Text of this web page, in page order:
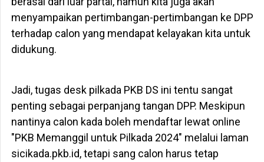
menyampaikan pertimbangan-pertimbangan ke DPP
terhadap calon yang mendapat kelayakan kita untuk
didukung.
Jadi, tugas desk pilkada PKB DS ini tentu sangat
penting sebagai perpanjang tangan DPP. Meskipun
nantinya calon kada boleh mendaftar lewat online
"PKB Memanggil untuk Pilkada 2024" melalui laman
sicikada.pkb.id, tetapi sang calon harus tetap